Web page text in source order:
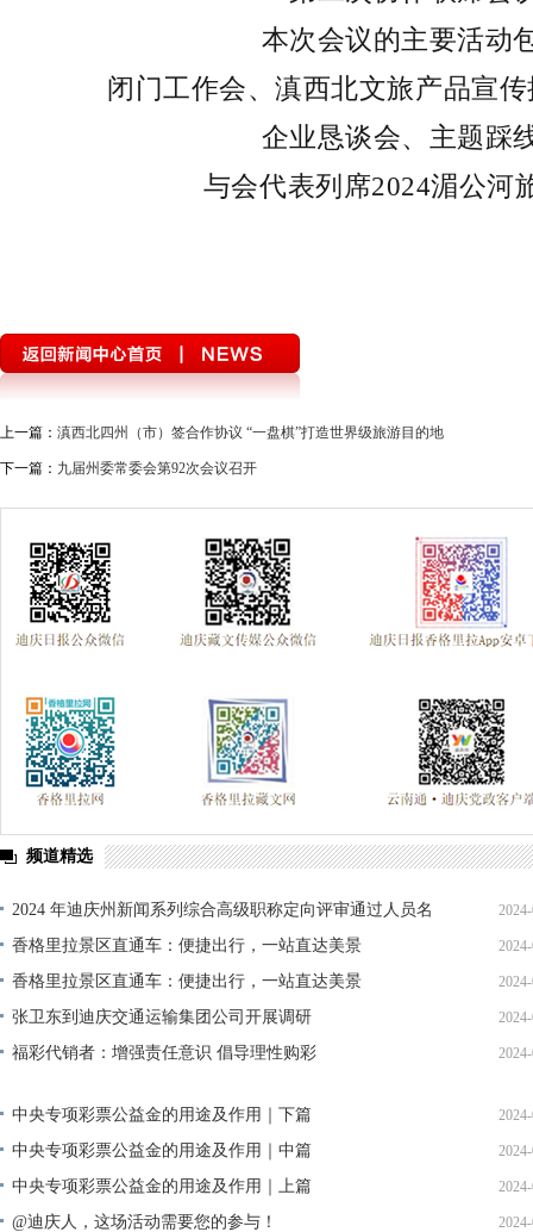
本次会议的主要活动
闭门工作会、滇西北文旅产品宣
企业恳谈会、主题踩
与会代表列席2024湄公河
上一篇： 滇西北四州（市）签合作协议 “一盘棋”打造世界级旅游目的地
下一篇： 九届州委常委会第92次会议召开
频道精选
2024 年迪庆州新闻系列综合高级职称定向评审通过人员名
单公示
香格里拉景区直通车：便捷出行，一站直达美景
香格里拉景区直通车：便捷出行，一站直达美景
张卫东到迪庆交通运输集团公司开展调研
福彩代销者：增强责任意识 倡导理性购彩
中央专项彩票公益金的用途及作用｜下篇
中央专项彩票公益金的用途及作用｜中篇
中央专项彩票公益金的用途及作用｜上篇
@迪庆人，这场活动需要您的参与！